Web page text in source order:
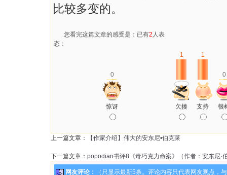
比较多变的。
您看完这篇文章的感受是：已有2 人表
态：
0
1 1
0
惊讶 欠揍 支持 很
上一篇文章： 【作家介绍】伟大的安东尼•伯克莱
下一篇文章： popodian书评8《毒巧克力命案》（作者：安东尼·
网友评论： （只显示最新5条。评论内容只代表网友观点，